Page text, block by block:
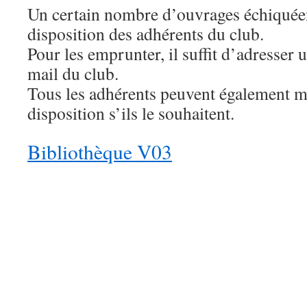
Un certain nombre d’ouvrages
disposition des adhérents du club.
Pour les emprunter, il suffit d’adresser
mail du club.
Tous les adhérents peuvent également
disposition s’ils le souhaitent.
Bibliothèque V03